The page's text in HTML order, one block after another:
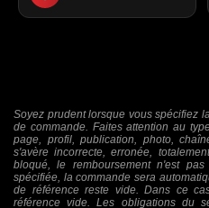
Soyez prudent lorsque vous spécifiez
de commande. Faites attention au
page, profil, publication, photo,
s'avère incorrecte, erronée,
bloqué, le remboursement n'est
spécifiée, la commande sera
de référence reste vide. Dans ce
référence vide. Les obligations du